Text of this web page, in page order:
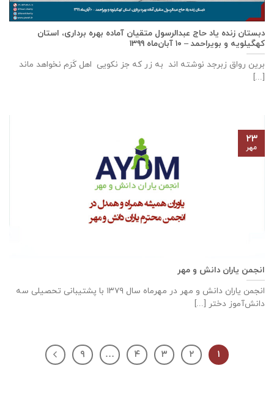
دبستان زنده ياد حاج عبدالرسول متقيان آماده بهره برداری، استان
كهگيلويه و بويراحمد – ۱۰ آبان‌ماه ۱۳۹۹
برین رواق زبرجد نوشته اند به زر که جز نکویی اهل کَرَم نخواهد ماند
[...]
انجمن یاران دانش و مهر
انجمن یاران دانش و مهر در مهرماه سال ۱۳۷۹ با پشتیبانی تحصیلی سه
دانش‌آموز دختر [...]
۲۳
مهر
۱ ۲ ۳ ۴ … ۹